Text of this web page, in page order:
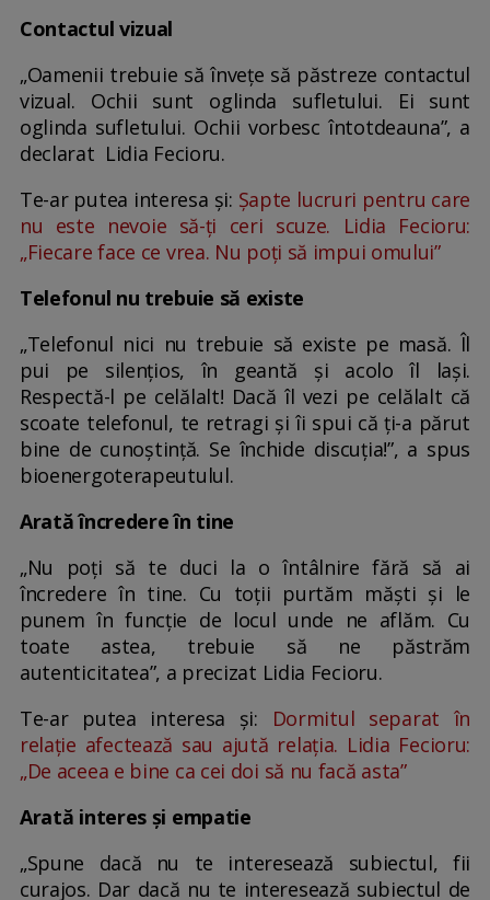
Contactul vizual
„Oamenii trebuie să înveţe să păstreze contactul
vizual. Ochii sunt oglinda sufletului. Ei sunt
oglinda sufletului. Ochii vorbesc întotdeauna”, a
declarat Lidia Fecioru.
Te-ar putea interesa și: Șapte lucruri pentru care
nu este nevoie să-ți ceri scuze. Lidia Fecioru:
„Fiecare face ce vrea. Nu poți să impui omului”
Telefonul nu trebuie să existe
„Telefonul nici nu trebuie să existe pe masă. Îl
pui pe silențios, în geantă şi acolo îl laşi.
Respectă-l pe celălalt! Dacă îl vezi pe celălalt că
scoate telefonul, te retragi și îi spui că ți-a părut
bine de cunoștință. Se închide discuția!”, a spus
bioenergoterapeutulul.
Arată încredere în tine
„Nu poţi să te duci la o întâlnire fără să ai
încredere în tine. Cu toţii purtăm măşti şi le
punem în funcţie de locul unde ne aflăm. Cu
toate astea, trebuie să ne păstrăm
autenticitatea”, a precizat Lidia Fecioru.
Te-ar putea interesa și: Dormitul separat în
relaţie afectează sau ajută relația. Lidia Fecioru:
„De aceea e bine ca cei doi să nu facă asta”
Arată interes și empatie
„Spune dacă nu te interesează subiectul, fii
curajos. Dar dacă nu te interesează subiectul de